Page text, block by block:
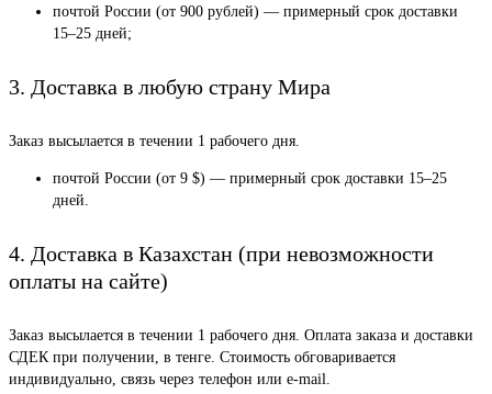
почтой России (от 900 рублей) — примерный срок доставки
15–25 дней;
3. Доставка в любую страну Мира
Заказ высылается в течении 1 рабочего дня.
почтой России (от 9 $) — примерный срок доставки 15–25
дней.
4. Доставка в Казахстан (при невозможности
оплаты на сайте)
Заказ высылается в течении 1 рабочего дня. Оплата заказа и доставки
СДЕК при получении, в тенге. Стоимость обговаривается
индивидуально, связь через телефон или e-mail.